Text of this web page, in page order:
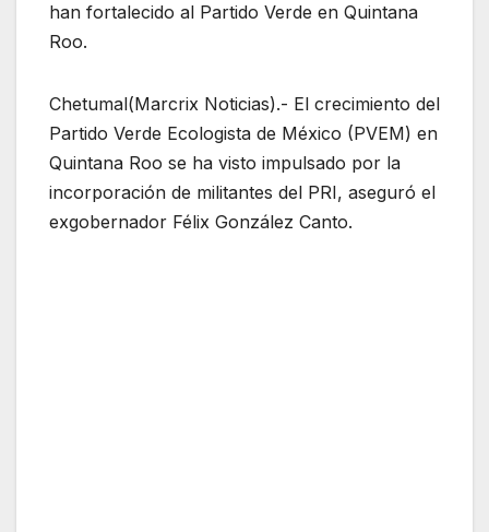
han fortalecido al Partido Verde en Quintana
Roo.
Chetumal(Marcrix Noticias).- El crecimiento del
Partido Verde Ecologista de México (PVEM) en
Quintana Roo se ha visto impulsado por la
incorporación de militantes del PRI, aseguró el
exgobernador Félix González Canto.